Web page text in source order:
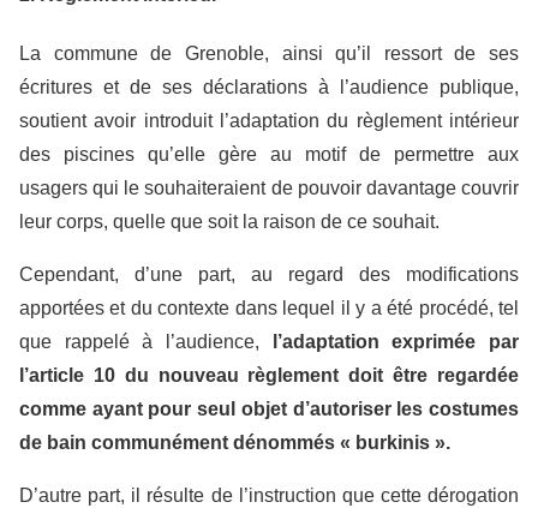
La commune de Grenoble, ainsi qu’il ressort de ses
écritures et de ses déclarations à l’audience publique,
soutient avoir introduit l’adaptation du règlement intérieur
des piscines qu’elle gère au motif de permettre aux
usagers qui le souhaiteraient de pouvoir davantage couvrir
leur corps, quelle que soit la raison de ce souhait.
Cependant, d’une part, au regard des modifications
apportées et du contexte dans lequel il y a été procédé, tel
que rappelé à l’audience,
l’adaptation exprimée par
l’article 10 du nouveau règlement doit être regardée
comme ayant pour seul objet d’autoriser les costumes
de bain communément dénommés « burkinis ».
D’autre part, il résulte de l’instruction que cette dérogation